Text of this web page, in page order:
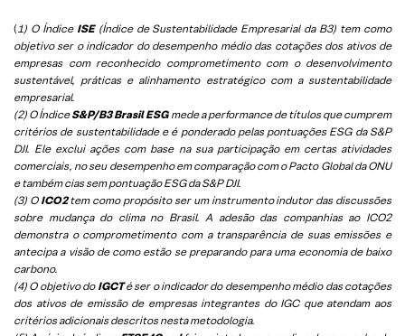
( 1) O Índice ISE(Índice de Sustentabilidade Empresarial da B3) tem como
objetivo ser o indicador do desempenho médio das cotações dos ativos de
empresas com reconhecido comprometimento com o desenvolvimento
sustentável, práticas e alinhamento estratégico com a sustentabilidade
empresarial.
(2) O ÍndiceS&P/B3 Brasil ESGmede a performance de títulos que cumprem
critérios de sustentabilidade e é ponderado pelas pontuações ESG da S&P
DJI. Ele exclui ações com base na sua participação em certas atividades
comerciais, no seu desempenho em comparação com o Pacto Global da ONU
e também cias sem pontuação ESG da S&P DJI.
(3) O ICO2tem como propósito ser um instrumento indutor das discussões
sobre mudança do clima no Brasil. A adesão das companhias ao ICO2
demonstra o comprometimento com a transparência de suas emissões e
antecipa a visão de como estão se preparando para uma economia de baixo
carbono.
(4) O objetivo do IGCTé ser o indicador do desempenho médio das cotações
dos ativos de emissão de empresas integrantes do IGC que atendam aos
critérios adicionais descritos nesta metodologia.